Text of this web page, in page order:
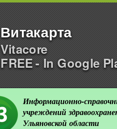
Витакарта
Vitacore
FREE - In Google
Информационно-
учреждений
Ульяновской области